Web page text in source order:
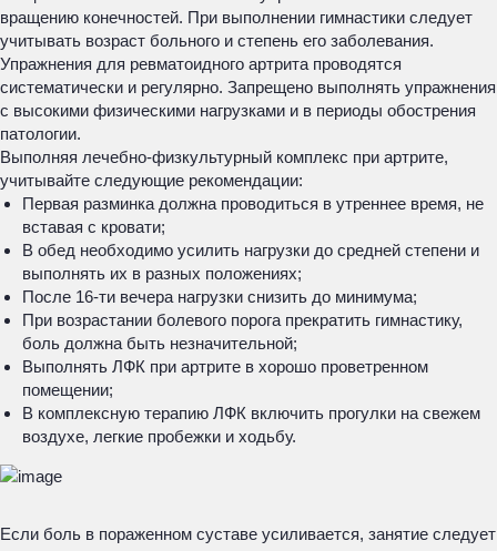
вращению конечностей. При выполнении гимнастики следует
учитывать возраст больного и степень его заболевания.
Упражнения для ревматоидного артрита проводятся
систематически и регулярно. Запрещено выполнять упражнения
с высокими физическими нагрузками и в периоды обострения
патологии.
Выполняя лечебно-физкультурный комплекс при артрите,
учитывайте следующие рекомендации:
Первая разминка должна проводиться в утреннее время, не
вставая с кровати;
В обед необходимо усилить нагрузки до средней степени и
выполнять их в разных положениях;
После 16-ти вечера нагрузки снизить до минимума;
При возрастании болевого порога прекратить гимнастику,
боль должна быть незначительной;
Выполнять ЛФК при артрите в хорошо проветренном
помещении;
В комплексную терапию ЛФК включить прогулки на свежем
воздухе, легкие пробежки и ходьбу.
Если боль в пораженном суставе усиливается, занятие следует